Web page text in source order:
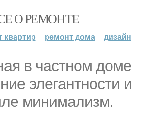
О РЕМОНТЕ
квартир ремонт дома дизайн
в частном доме
элегантности и
минимализм.